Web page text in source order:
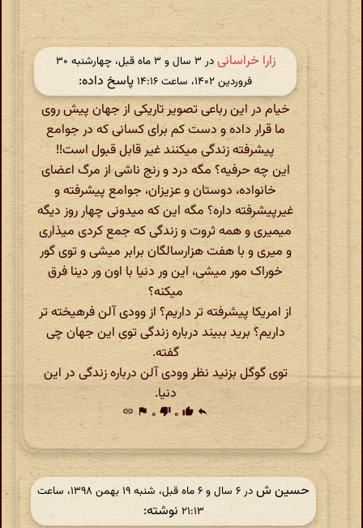
زارا خراسانی
در ‫۳ سال و ۳ ماه قبل، چهارشنبه ۳۰
فروردین ۱۴۰۲، ساعت ۱۴:۱۶
پاسخ داده:
خیام در این رباعی تصویر تاریکی از جهان پیش روی
ما قرار داده و دست کم برای کسانی که در جوامع
پیشرفته زندگی میکنند غیر قابل قبول است!!
این چه حرفیه؟ مگه درد و رنج ناشی از مرگ اعضای
خانواده، دوستان و عزیزان، جوامع پیشرفته و
غیرپیشرفته داره؟ مگه این که میدونی چهار روز دیگه
میمیری و همه ثروت و زندگی که جمع کردی میذاری
و میری و با هفت هزارسالگان برابر میشی و توی گور
خوراک مور میشی، این ور دنیا با اون ور دینا فرق
میکنه؟
از امریکا پیشرفته تر داریم؟ از وودی آلن فرهیخته تر
داریم؟ برید ببیند درباره زندگی توی این جهان چی
گفته.
توی گوگل بزنید نظر وودی آلن درباره زندگی در این
دنیا.
reply
thumb_up ۰ thumb_down ۰ flag
link
حسین ش
در ‫۶ سال و ۶ ماه قبل، شنبه ۱۹ بهمن ۱۳۹۸، ساعت
۲۱:۱۳ نوشته: